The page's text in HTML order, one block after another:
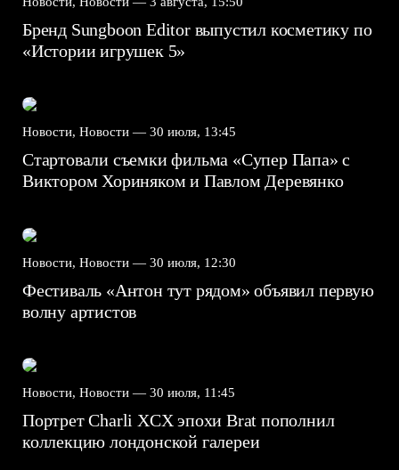
Бренд Sungboon Editor выпустил косметику по
«Истории игрушек 5»
Новости, Новости — 30 июля, 13:45
Стартовали съемки фильма «Супер Папа» с
Виктором Хориняком и Павлом Деревянко
Новости, Новости — 30 июля, 12:30
Фестиваль «Антон тут рядом» объявил первую
волну артистов
Новости, Новости — 30 июля, 11:45
Портрет Charli XCX эпохи Brat пополнил
коллекцию лондонской галереи